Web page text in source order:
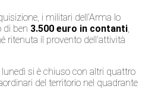
i militari dell’Arma lo
di ben 3.500 euro in contanti,
ritenuta il provento dell’attività
si è chiuso con altri quattro
del territorio nel quadrante